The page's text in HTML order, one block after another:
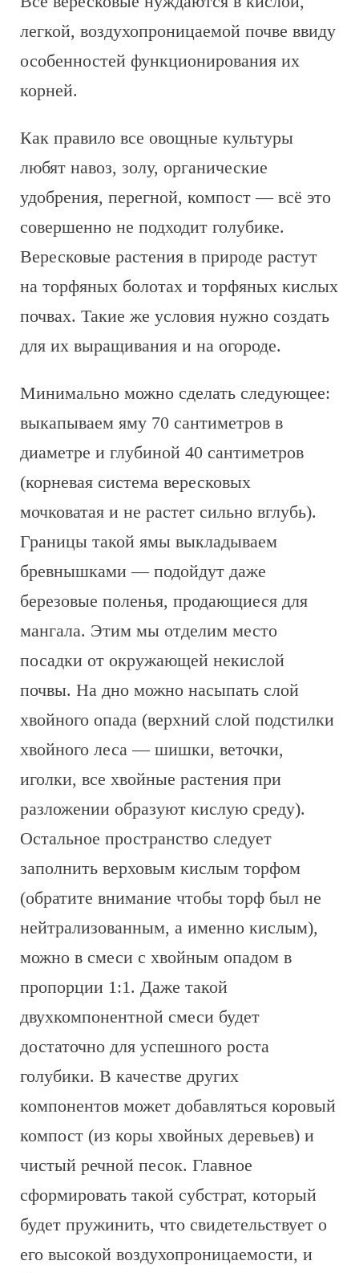
легкой, воздухопроницаемой почве ввиду
особенностей функционирования их
корней.
Как правило все овощные культуры
любят навоз, золу, органические
удобрения, перегной, компост — всё это
совершенно не подходит голубике.
Вересковые растения в природе растут
на торфяных болотах и торфяных кислых
почвах. Такие же условия нужно создать
для их выращивания и на огороде.
Минимально можно сделать следующее:
выкапываем яму 70 сантиметров в
диаметре и глубиной 40 сантиметров
(корневая система вересковых
мочковатая и не растет сильно вглубь).
Границы такой ямы выкладываем
бревнышками — подойдут даже
березовые поленья, продающиеся для
мангала. Этим мы отделим место
посадки от окружающей некислой
почвы. На дно можно насыпать слой
хвойного опада (верхний слой подстилки
хвойного леса — шишки, веточки,
иголки, все хвойные растения при
разложении образуют кислую среду).
Остальное пространство следует
заполнить верховым кислым торфом
(обратите внимание чтобы торф был не
нейтрализованным, а именно кислым),
можно в смеси с хвойным опадом в
пропорции 1:1. Даже такой
двухкомпонентной смеси будет
достаточно для успешного роста
голубики. В качестве других
компонентов может добавляться коровый
компост (из коры хвойных деревьев) и
чистый речной песок. Главное
сформировать такой субстрат, который
будет пружинить, что свидетельствует о
его высокой воздухопроницаемости, и